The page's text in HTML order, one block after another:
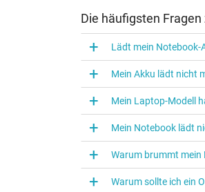
Kategorisierung
Kategorie
Verwendung
Die häufigsten
Lädt mein Notebook-
Mein Akku lädt nicht
Mein Laptop-Modell
Mein Notebook lädt
Warum brummt mein
Warum sollte ich ein